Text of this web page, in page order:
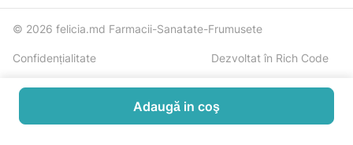
© 2026 felicia.md Farmacii-Sanatate-Frumusete
Confidențialitate Dezvoltat în Rich Code
Adaugă in coş